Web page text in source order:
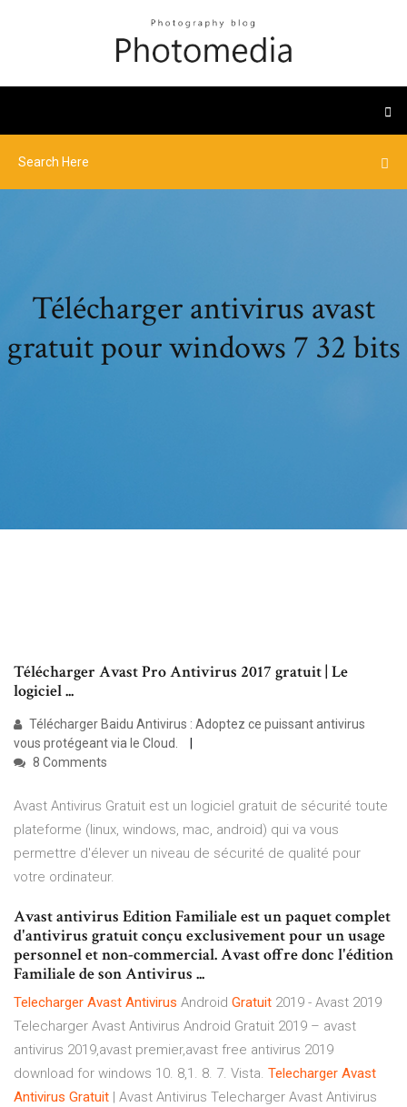
Télécharger antivirus avast
gratuit pour windows 7 32 bits
Télécharger Avast Pro Antivirus 2017 gratuit | Le
logiciel ...
Télécharger Baidu Antivirus : Adoptez ce puissant antivirus
vous protégeant via le Cloud.
8 Comments
Avast Antivirus Gratuit est un logiciel gratuit de sécurité toute
plateforme (linux, windows, mac, android) qui va vous
permettre d'élever un niveau de sécurité de qualité pour
votre ordinateur.
Avast antivirus Edition Familiale est un paquet complet
d'antivirus gratuit conçu exclusivement pour un usage
personnel et non-commercial. Avast offre donc l'édition
Familiale de son Antivirus ...
Telecharger Avast Antivirus Android Gratuit 2019 - Avast 2019
Telecharger Avast Antivirus Android Gratuit 2019 – avast
antivirus 2019,avast premier,avast free antivirus 2019
download for windows 10. 8,1. 8. 7. Vista. Telecharger Avast
Antivirus Gratuit | Avast Antivirus Telecharger Avast Antivirus